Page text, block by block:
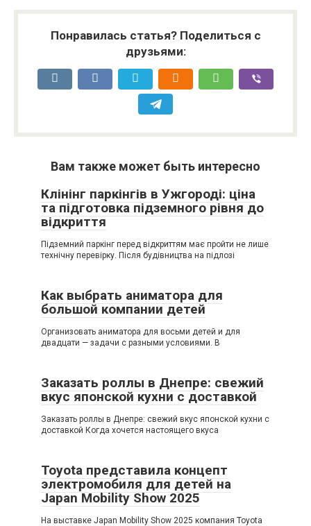
Понравилась статья? Поделиться с
друзьями:
Вам также может быть интересно
Клінінг паркінгів в Ужгороді: ціна
та підготовка підземного рівня до
відкриття
Підземний паркінг перед відкриттям має пройти не лише
технічну перевірку. Після будівництва на підлозі
Как выбрать аниматора для
большой компании детей
Организовать аниматора для восьми детей и для
двадцати — задачи с разными условиями. В
Заказать роллы в Днепре: свежий
вкус японской кухни с доставкой
Заказать роллы в Днепре: свежий вкус японской кухни с
доставкой Когда хочется настоящего вкуса
Toyota представила концепт
электромобиля для детей на
Japan Mobility Show 2025
На выставке Japan Mobility Show 2025 компания Toyota